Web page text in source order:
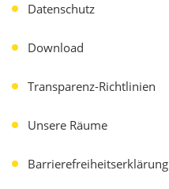
Datenschutz
Download
Transparenz-Richtlinien
Unsere Räume
Barrierefreiheitserklärung